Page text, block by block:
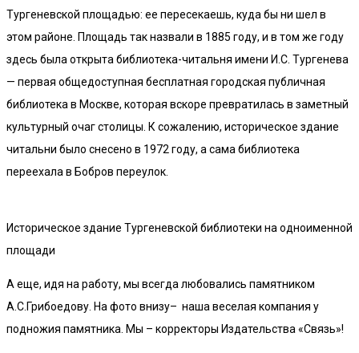
Тургеневской площадью: ее пересекаешь, куда бы ни шел в
этом районе. Площадь так назвали в 1885 году, и в том же году
здесь была открыта библиотека-читальня имени И.С. Тургенева
— первая общедоступная бесплатная городская публичная
библиотека в Москве, которая вскоре превратилась в заметный
культурный очаг столицы. К сожалению, историческое здание
читальни было снесено в 1972 году, а сама библиотека
переехала в Бобров переулок.
Историческое здание Тургеневской библиотеки на одноименной
площади
А еще, идя на работу, мы всегда любовались памятником
А.С.Грибоедову. На фото внизу– наша веселая компания у
подножия памятника. Мы – корректоры Издательства «Связь»!